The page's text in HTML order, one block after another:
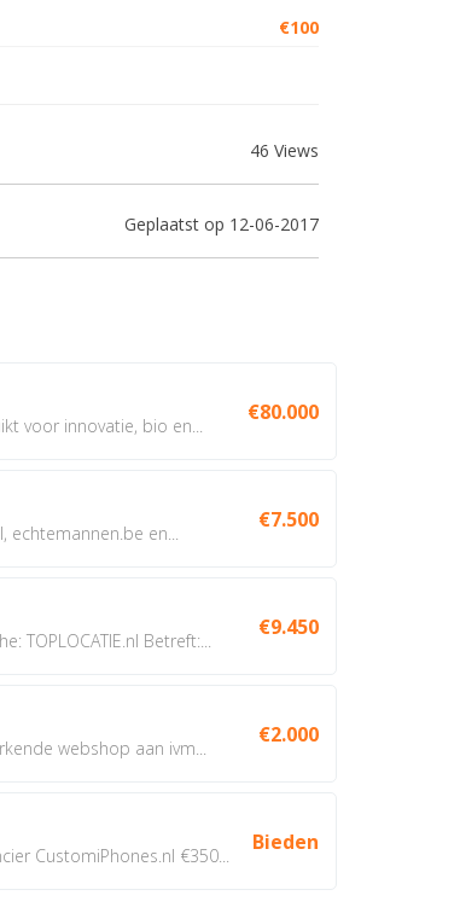
€100
46 Views
Geplaatst op 12-06-2017
voor innovatie, bio en...
€80.000
en...
€7.500
Betreft:...
€9.450
webshop aan ivm...
€2.000
CustomiPhones.nl €350...
Bieden